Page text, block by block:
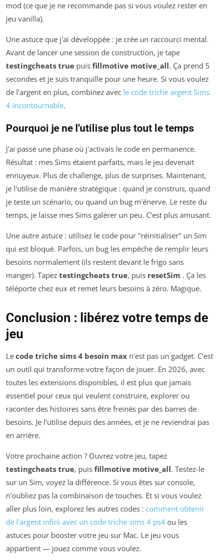
mod (ce que je ne recommande pas si vous voulez rester en
jeu vanilla).
Une astuce que j'ai développée : je crée un raccourci mental.
Avant de lancer une session de construction, je tape
testingcheats true puis fillmotive motive_all. Ça prend 5
secondes et je suis tranquille pour une heure. Si vous voulez
de l'argent en plus, combinez avec le code triche argent Sims
4 incontournable.
Pourquoi je ne l'utilise plus tout le temps
J'ai passé une phase où j'activais le code en permanence.
Résultat : mes Sims étaient parfaits, mais le jeu devenait
ennuyeux. Plus de challenge, plus de surprises. Maintenant,
je l'utilise de manière stratégique : quand je construis, quand
je teste un scénario, ou quand un bug m'énerve. Le reste du
temps, je laisse mes Sims galérer un peu. C'est plus amusant.
Une autre astuce : utilisez le code pour "réinitialiser" un Sim
qui est bloqué. Parfois, un bug les empêche de remplir leurs
besoins normalement (ils restent devant le frigo sans
manger). Tapez testingcheats true, puis resetSim . Ça les
téléporte chez eux et remet leurs besoins à zéro. Magique.
Conclusion : libérez votre temps de
jeu
Le code triche sims 4 besoin max n'est pas un gadget. C'est
un outil qui transforme votre façon de jouer. En 2026, avec
toutes les extensions disponibles, il est plus que jamais
essentiel pour ceux qui veulent construire, explorer ou
raconter des histoires sans être freinés par des barres de
besoins. Je l'utilise depuis des années, et je ne reviendrai pas
en arrière.
Votre prochaine action ? Ouvrez votre jeu, tapez
testingcheats true, puis fillmotive motive_all. Testez-le
sur un Sim, voyez la différence. Si vous êtes sur console,
n'oubliez pas la combinaison de touches. Et si vous voulez
aller plus loin, explorez les autres codes : comment obtenir
de l'argent infini avec un code triche sims 4 ps4 ou les
astuces pour booster votre jeu sur Mac. Le jeu vous
appartient — jouez comme vous voulez.